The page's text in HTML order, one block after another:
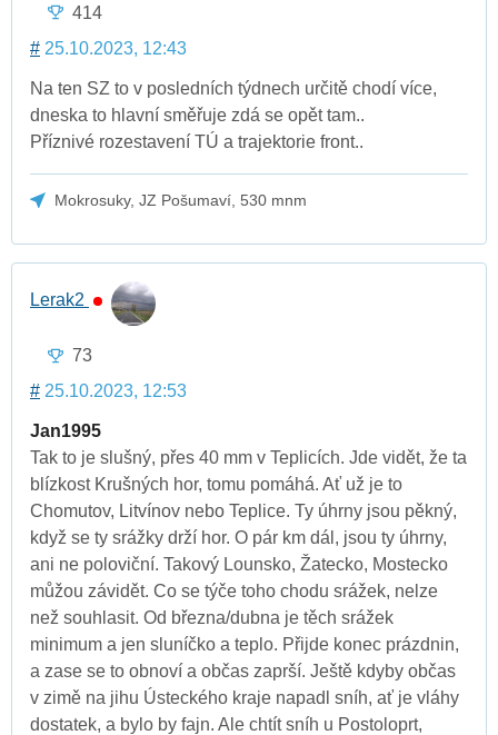
414
# 25.10.2023, 12:43
Na ten SZ to v posledních týdnech určitě chodí více,
dneska to hlavní směřuje zdá se opět tam..
Příznivé rozestavení TÚ a trajektorie front..
Mokrosuky, JZ Pošumaví, 530 mnm
Lerak2
73
# 25.10.2023, 12:53
Jan1995
Tak to je slušný, přes 40 mm v Teplicích. Jde vidět, že ta
blízkost Krušných hor, tomu pomáhá. Ať už je to
Chomutov, Litvínov nebo Teplice. Ty úhrny jsou pěkný,
když se ty srážky drží hor. O pár km dál, jsou ty úhrny,
ani ne poloviční. Takový Lounsko, Žatecko, Mostecko
můžou závidět. Co se týče toho chodu srážek, nelze
než souhlasit. Od března/dubna je těch srážek
minimum a jen sluníčko a teplo. Přijde konec prázdnin,
a zase se to obnoví a občas zaprší. Ještě kdyby občas
v zimě na jihu Ústeckého kraje napadl sníh, ať je vláhy
dostatek, a bylo by fajn. Ale chtít sníh u Postoloprt,